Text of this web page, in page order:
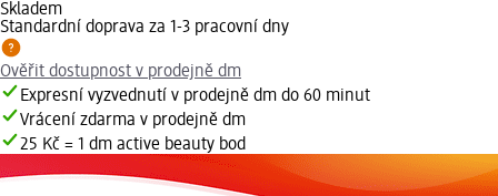
Skladem
Standardní doprava za 1-3 pracovní dny
Ověřit dostupnost v prodejně dm
Expresní vyzvednutí v prodejně dm do 60 minut
Vrácení zdarma v prodejně dm
25 Kč = 1 dm active beauty bod